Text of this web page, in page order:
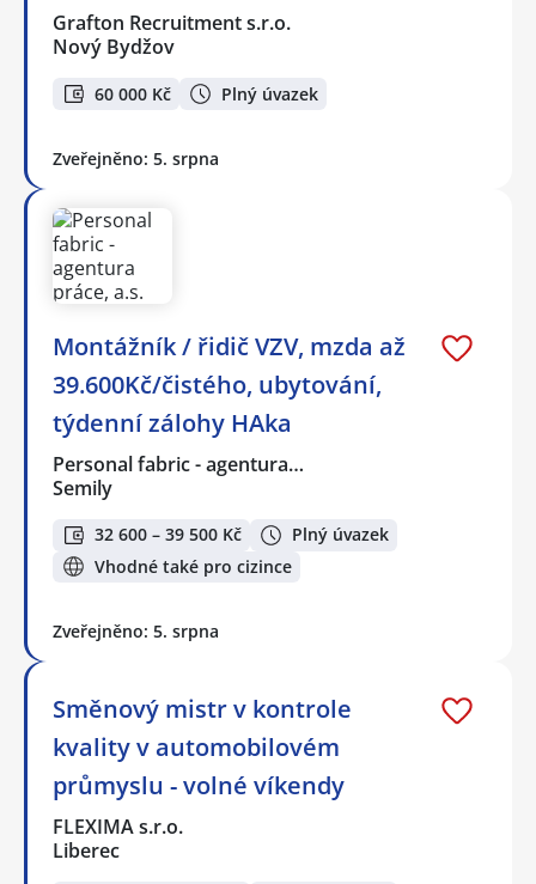
Grafton Recruitment s.r.o.
Nový Bydžov
60 000 Kč Plný úvazek
Zveřejněno: 5. srpna
Montážník / řidič VZV, mzda až
39.600Kč/čistého, ubytování,
týdenní zálohy HAka
Personal fabric - agentura…
Semily
32 600 – 39 500 Kč
Plný úvazek
Vhodné také pro cizince
Zveřejněno: 5. srpna
Směnový mistr v kontrole
kvality v automobilovém
průmyslu - volné víkendy
FLEXIMA s.r.o.
Liberec